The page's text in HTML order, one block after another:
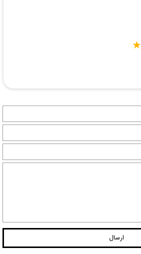
ارسال